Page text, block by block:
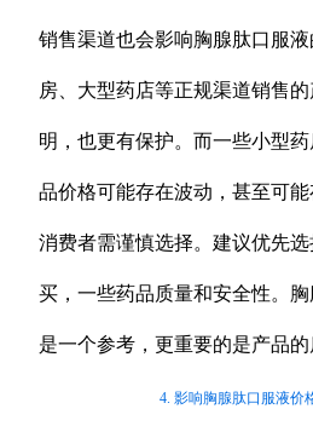
销售渠道也会影响胸腺肽口服
房、大型药店等正规渠道销售
明，也更有保护。而一些小型
品价格可能存在波动，甚至可能
消费者需谨慎选择。建议优先
买，一些药品质量和安全性。
是一个参考，更重要的是产品的
4. 影响胸腺肽口服液价